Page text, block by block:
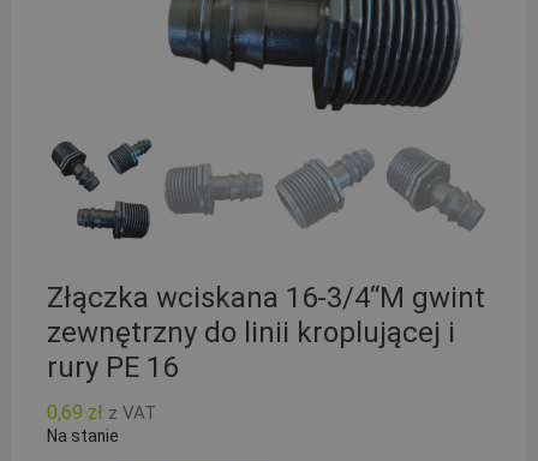
Złączka wciskana 16-3/4“M gwint
zewnętrzny do linii kroplującej i
rury PE 16
0,69 zł z VAT
Na stanie